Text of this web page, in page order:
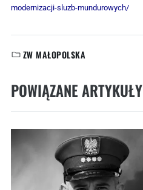
modernizacji-sluzb-mundurowych/
KATEGORIE:
ZW MAŁOPOLSKA
POWIĄZANE ARTYKUŁY